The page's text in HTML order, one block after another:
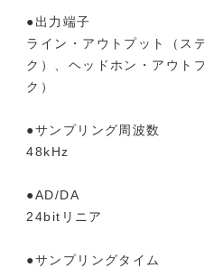
●出力端子
ライン・アウトプット（ス
ク）、ヘッドホン・アウト
ク）
●サンプリング周波数
48kHz
●AD/DA
24bitリニア
●サンプリングタイム